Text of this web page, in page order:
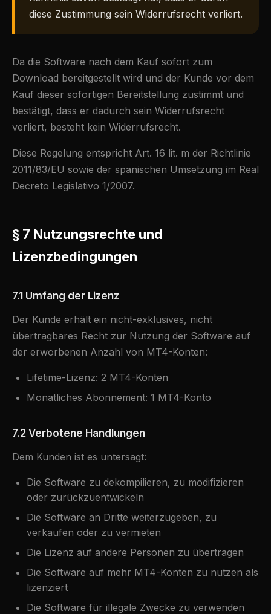
diese Zustimmung sein Widerrufsrecht verliert.
Da die Software nach dem Kauf sofort zum
Download bereitgestellt wird und der Kunde vor dem
Kauf dieser sofortigen Bereitstellung zustimmt und
bestätigt, dass er dadurch sein Widerrufsrecht
verliert, besteht kein Widerrufsrecht.
Diese Regelung entspricht Art. 16 lit. m der Richtlinie
2011/83/EU sowie der spanischen Umsetzung im Real
Decreto Legislativo 1/2007.
§ 7 Nutzungsrechte und
Lizenzbedingungen
7.1 Umfang der Lizenz
Der Kunde erhält ein nicht-exklusives, nicht
übertragbares Recht zur Nutzung der Software auf
der erworbenen Anzahl von MT4-Konten:
Lifetime-Lizenz: 2 MT4-Konten
Monatliches Abonnement: 1 MT4-Konto
7.2 Verbotene Handlungen
Dem Kunden ist es untersagt:
Die Software zu dekompilieren, zu modifizieren
oder zurückzuentwickeln
Die Software an Dritte weiterzugeben, zu
verkaufen oder zu vermieten
Die Lizenz auf andere Personen zu übertragen
Die Software auf mehr MT4-Konten zu nutzen als
lizenziert
Die Software für illegale Zwecke zu verwenden